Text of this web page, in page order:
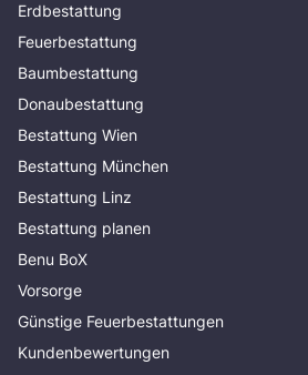
Erdbestattung
Feuerbestattung
Baumbestattung
Donaubestattung
Bestattung Wien
Bestattung München
Bestattung Linz
Bestattung planen
Benu BoX
Vorsorge
Günstige Feuerbestattungen
Kundenbewertungen